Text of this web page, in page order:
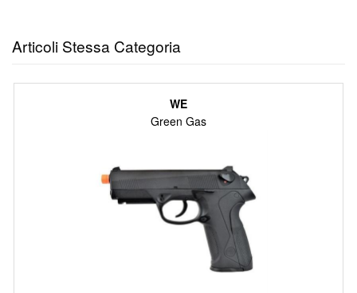
Articoli Stessa Categoria
WE
Green Gas